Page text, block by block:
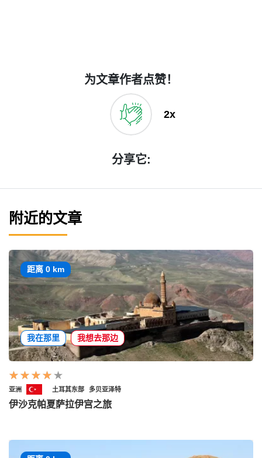
为文章作者点赞！
2x
分享它:
附近的文章
距离 0 km
我在那里 我想去那边
亚洲 土耳其东部 多贝亚泽特
伊沙克帕夏萨拉伊宫之旅